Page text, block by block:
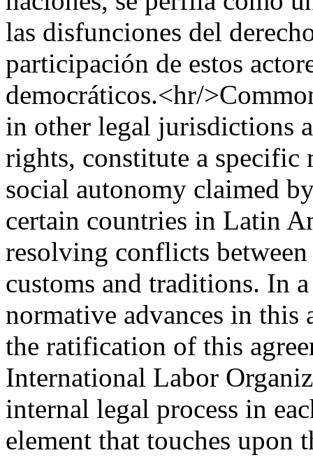
las disfunciones del
participación de estos
democráticos.<hr/
in other legal jurisdictions
rights, constitute a
social autonomy claimed
certain countries in Latin
resolving conflicts
customs and traditions. In
normative advances in this
the ratification of this
International Labor
internal legal process in
element that touches upon